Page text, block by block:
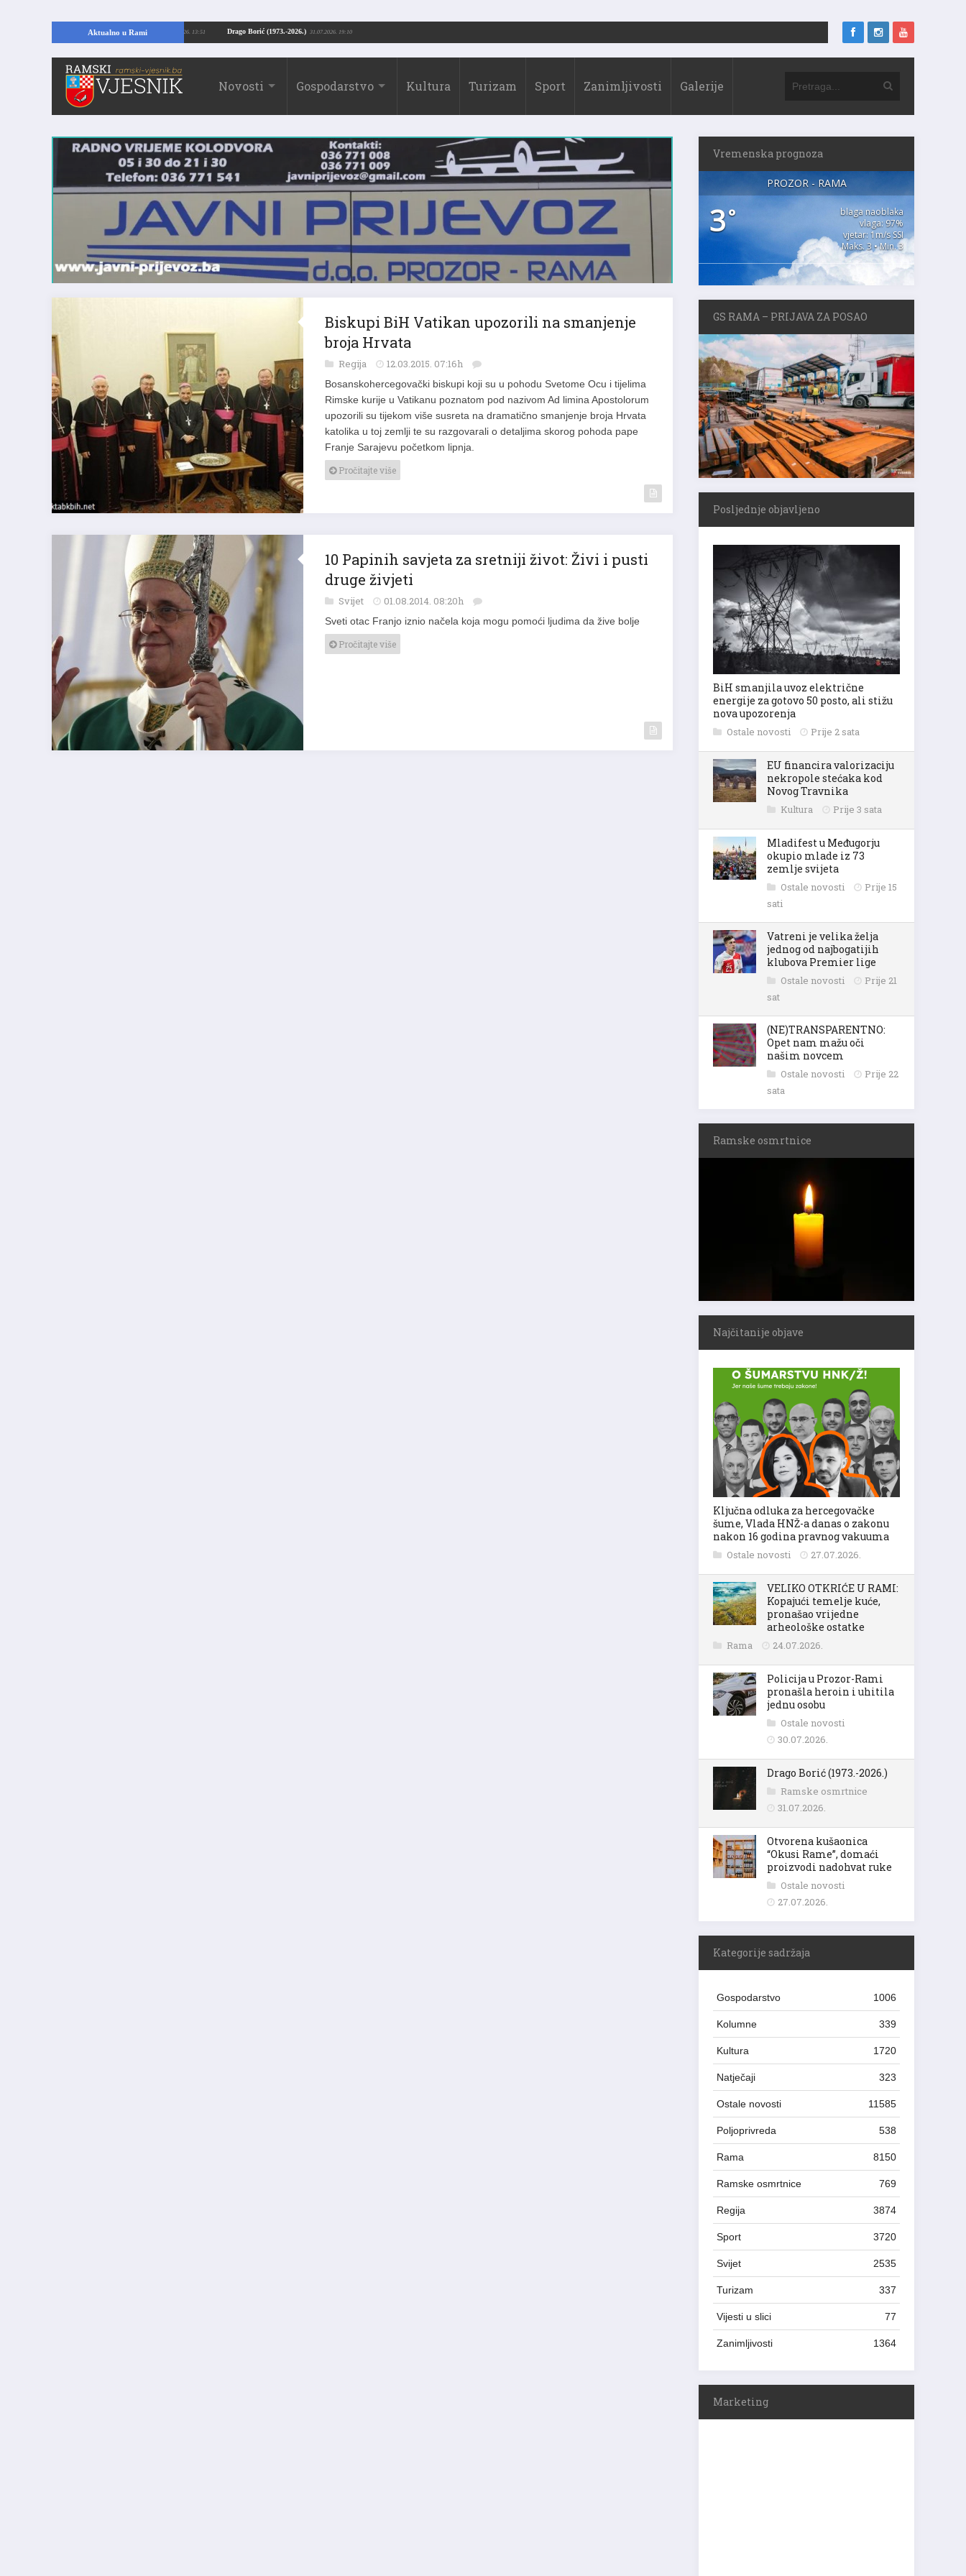
Aktualno u Rami Drago Borić (1973.-2026.) 31.07.2026. 19:10
Kopajući temelje kuće, pronašao vrijedne arheološke ostatke 24.07.2026. 13:51
Novosti Gospodarstvo Kultura Turizam Sport Zanimljivosti Galerije
Biskupi BiH Vatikan upozorili na smanjenje
broja Hrvata
Regija 12.03.2015. 07:16h
Rimske kurije u Vatikanu poznatom pod nazivom Ad limina Apostolorum
upozorili su tijekom više susreta na dramatično smanjenje broja Hrvata
katolika u toj zemlji te su razgovarali o detaljima skorog pohoda pape
Franje Sarajevu početkom lipnja.
Pročitajte više
10 Papinih savjeta za sretniji život: Živi i pusti
druge živjeti
Svijet 01.08.2014. 08:20h
Pročitajte više
Vremenska prognoza
PROZOR - RAMA
3°
blaga naoblaka
vlaga: 97%
vjetar: 1m/s SSI
Maks. 3 • Min. 3
GS RAMA – PRIJAVA ZA POSAO
Posljednje objavljeno
BiH smanjila uvoz električne
energije za gotovo 50 posto, ali stižu
nova upozorenja
Ostale novosti Prije 2 sata
EU financira valorizaciju
nekropole stećaka kod
Novog Travnika
Kultura Prije 3 sata
Mladifest u Međugorju
okupio mlade iz 73
zemlje svijeta
Ostale novosti
Prije 15
sati
Vatreni je velika želja
jednog od najbogatijih
klubova Premier lige
Ostale novosti
Prije 21
sat
(NE)TRANSPARENTNO:
Opet nam mažu oči
našim novcem
Ostale novosti
Prije 22
sata
Ramske osmrtnice
Najčitanije objave
Ključna odluka za hercegovačke
šume, Vlada HNŽ-a danas o zakonu
nakon 16 godina pravnog vakuuma
Ostale novosti 27.07.2026.
VELIKO OTKRIĆE U RAMI:
Kopajući temelje kuće,
pronašao vrijedne
arheološke ostatke
Rama 24.07.2026.
Policija u Prozor-Rami
pronašla heroin i uhitila
jednu osobu
Ostale novosti
30.07.2026.
Drago Borić (1973.-2026.)
Ramske osmrtnice
31.07.2026.
Otvorena kušaonica
“Okusi Rame”, domaći
proizvodi nadohvat ruke
Ostale novosti
27.07.2026.
Kategorije sadržaja
Gospodarstvo 1006
Kolumne 339
Kultura 1720
Natječaji 323
Ostale novosti 11585
Poljoprivreda 538
Rama 8150
Ramske osmrtnice 769
Regija 3874
Sport 3720
Svijet 2535
Turizam 337
Vijesti u slici 77
Zanimljivosti 1364
Marketing